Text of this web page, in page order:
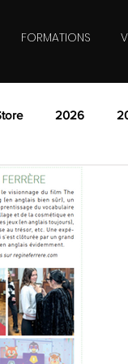
FORMATIONS
Parfumerie ?
2026